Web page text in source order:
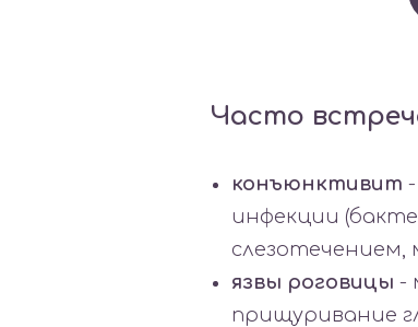
Часто
конъюнктивит
инфекции
язвы роговицы -
прищуривание